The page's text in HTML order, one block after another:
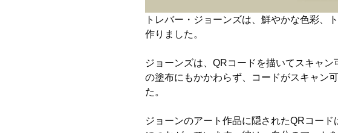
トレバー・ジョーンズは、鮮やかな色彩、
作りました。
ジョーンズは、QRコードを描いてスキャ
の塗布にもかかわらず、コードがスキャン
た。
ジョーンのアート作品に隠されたQRコー